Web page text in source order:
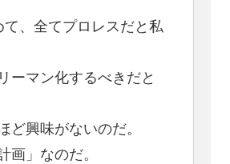
、全てプロレスだと私
ーマン化するべきだと
興味がないのだ。
」なのだ。